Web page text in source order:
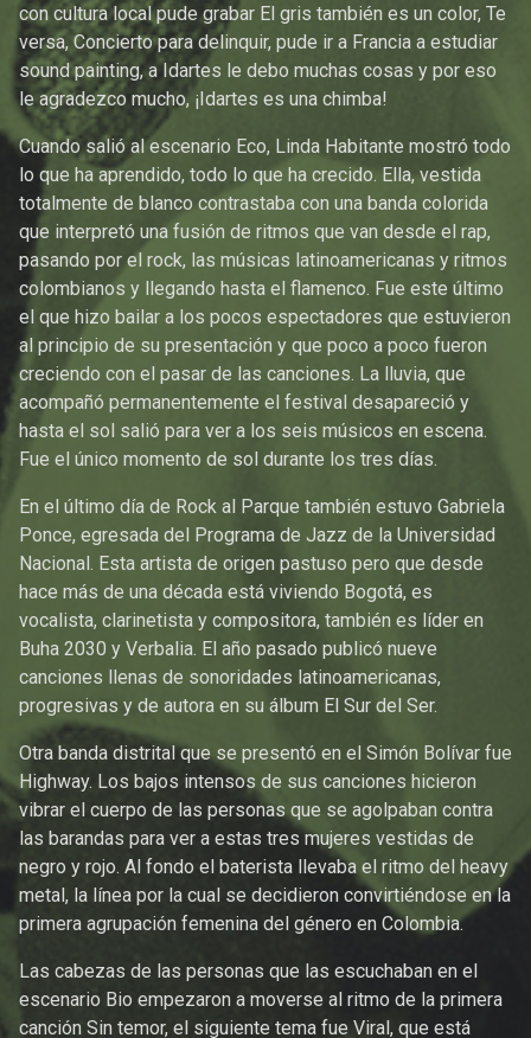
con cultura local pude grabar El gris también es un color, Te
versa, Concierto para delinquir, pude ir a Francia a estudiar
sound painting, a Idartes le debo muchas cosas y por eso
le agradezco mucho, ¡Idartes es una chimba!
Cuando salió al escenario Eco, Linda Habitante mostró todo
lo que ha aprendido, todo lo que ha crecido. Ella, vestida
totalmente de blanco contrastaba con una banda colorida
que interpretó una fusión de ritmos que van desde el rap,
pasando por el rock, las músicas latinoamericanas y ritmos
colombianos y llegando hasta el flamenco. Fue este último
el que hizo bailar a los pocos espectadores que estuvieron
al principio de su presentación y que poco a poco fueron
creciendo con el pasar de las canciones. La lluvia, que
acompañó permanentemente el festival desapareció y
hasta el sol salió para ver a los seis músicos en escena.
Fue el único momento de sol durante los tres días.
En el último día de Rock al Parque también estuvo Gabriela
Ponce, egresada del Programa de Jazz de la Universidad
Nacional. Esta artista de origen pastuso pero que desde
hace más de una década está viviendo Bogotá, es
vocalista, clarinetista y compositora, también es líder en
Buha 2030 y Verbalia. El año pasado publicó nueve
canciones llenas de sonoridades latinoamericanas,
progresivas y de autora en su álbum El Sur del Ser.
Otra banda distrital que se presentó en el Simón Bolívar fue
Highway. Los bajos intensos de sus canciones hicieron
vibrar el cuerpo de las personas que se agolpaban contra
las barandas para ver a estas tres mujeres vestidas de
negro y rojo. Al fondo el baterista llevaba el ritmo del heavy
metal, la línea por la cual se decidieron convirtiéndose en la
primera agrupación femenina del género en Colombia.
Las cabezas de las personas que las escuchaban en el
escenario Bio empezaron a moverse al ritmo de la primera
canción Sin temor, el siguiente tema fue Viral, que está